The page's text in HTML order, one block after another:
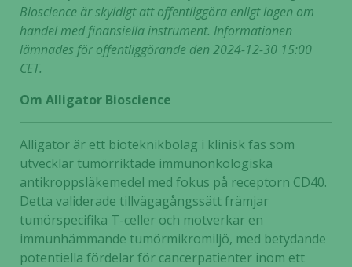
Bioscience är skyldigt att offentliggöra enligt lagen om
handel med finansiella instrument. Informationen
lämnades för offentliggörande den 2024-12-30 15:00
CET.
Om Alligator Bioscience
Alligator är ett bioteknikbolag i klinisk fas som
utvecklar tumörriktade immunonkologiska
antikroppsläkemedel med fokus på receptorn CD40.
Detta validerade tillvägagångssätt främjar
tumörspecifika T-celler och motverkar en
immunhämmande tumörmikromiljö, med betydande
potentiella fördelar för cancerpatienter inom ett